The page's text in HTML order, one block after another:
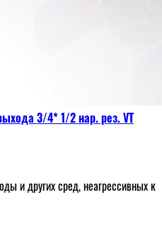
3/4* 1/2 нар. рез. VT
и других сред, неагрессивных к